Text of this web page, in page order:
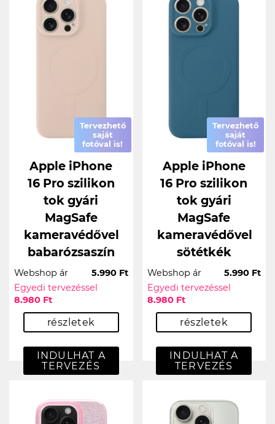
Tervezhető
saját
fotóval is!
Apple iPhone
16 Pro szilikon
tok gyári
MagSafe
kameravédővel
babarózsaszín
Webshop ár
5.990 Ft
Egyedi tervezéssel
8.980 Ft
részletek
INDULHAT A
TERVEZÉS
Tervezhető
saját
fotóval is!
Apple iPhone
16 Pro szilikon
tok gyári
MagSafe
kameravédővel
sötétkék
Webshop ár
5.990 Ft
Egyedi tervezéssel
8.980 Ft
részletek
INDULHAT A
TERVEZÉS